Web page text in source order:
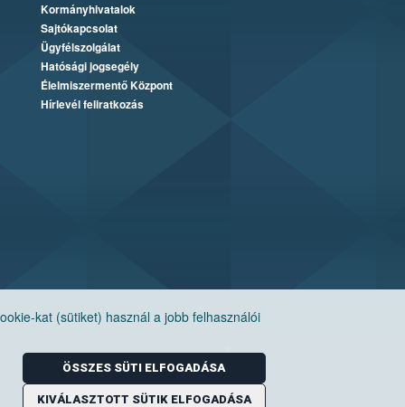
kat (sütiket) használ a jobb felhasználói
ÖSSZES SÜTI ELFOGADÁSA
KIVÁLASZTOTT SÜTIK ELFOGADÁSA
Kormányhivatalok
Sajtókapcsolat
Ügyfélszolgálat
Hatósági jogsegély
Élelmiszermentő Központ
Hírlevél feliratkozás